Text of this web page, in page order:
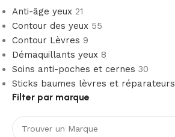
Anti-âge yeux 21
Contour des yeux 55
Contour Lèvres 9
Démaquillants yeux 8
Soins anti-poches et cernes 30
Sticks baumes lèvres et réparateurs
Filter par marque